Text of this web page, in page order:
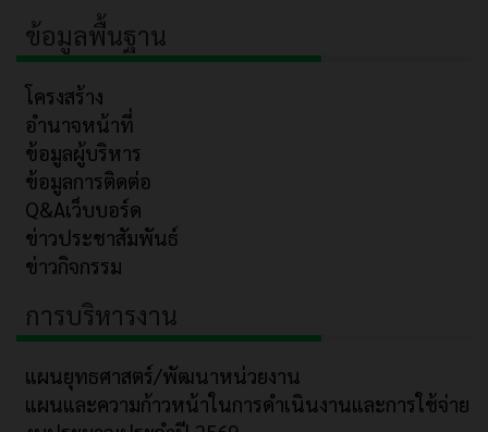
ข้อมูลพื้นฐาน
โครงสร้าง
อำนาจหน้าที่
ข้อมูลผู้บริหาร
ข้อมูลการติดต่อ
Q&Aเว็บบอร์ด
ข่าวประชาสัมพันธ์
ข่าวกิจกรรม
การบริหารงาน
แผนยุทธศาสตร์/พัฒนาหน่วยงาน
แผนและความก้าวหน้าในการดำเนินงานและการใช้จ่าย